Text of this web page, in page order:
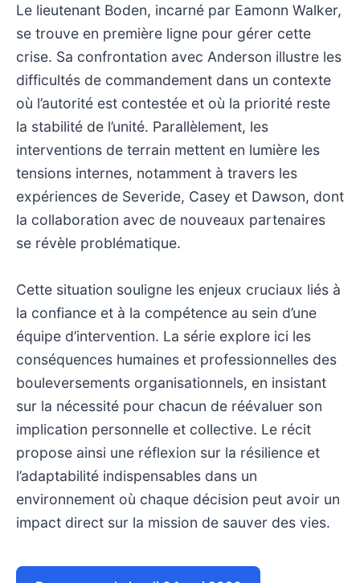
Le lieutenant Boden, incarné par Eamonn Walker,
se trouve en première ligne pour gérer cette
crise. Sa confrontation avec Anderson illustre les
difficultés de commandement dans un contexte
où l’autorité est contestée et où la priorité reste
la stabilité de l’unité. Parallèlement, les
interventions de terrain mettent en lumière les
tensions internes, notamment à travers les
expériences de Severide, Casey et Dawson, dont
la collaboration avec de nouveaux partenaires
se révèle problématique.
Cette situation souligne les enjeux cruciaux liés à
la confiance et à la compétence au sein d’une
équipe d’intervention. La série explore ici les
conséquences humaines et professionnelles des
bouleversements organisationnels, en insistant
sur la nécessité pour chacun de réévaluer son
implication personnelle et collective. Le récit
propose ainsi une réflexion sur la résilience et
l’adaptabilité indispensables dans un
environnement où chaque décision peut avoir un
impact direct sur la mission de sauver des vies.